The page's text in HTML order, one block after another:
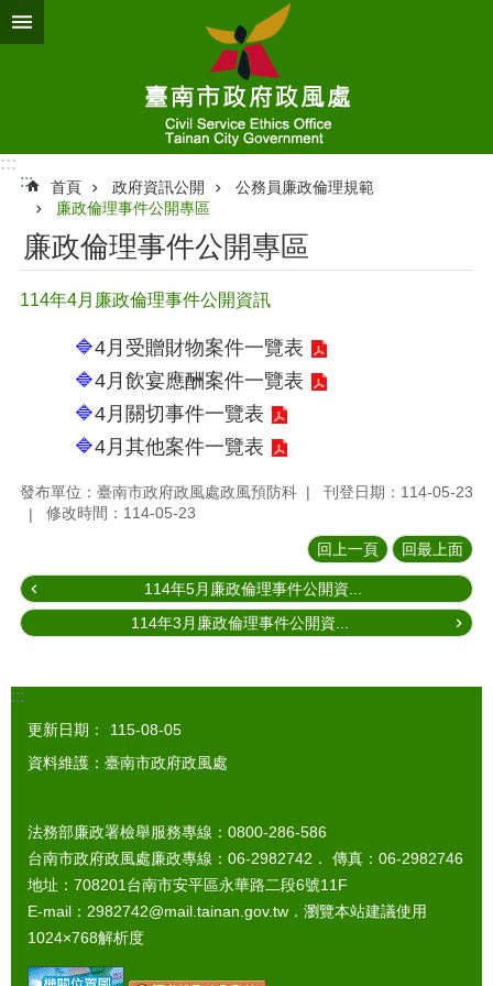
跳到主要內容區塊
:::
:::
首頁 政府資訊公開
公務員廉政倫理規範
廉政倫理事件公開專區
廉政倫理事件公開專區
114年4月廉政倫理事件公開資訊
🔷4月受贈財物案件一覽表
🔷4月飲宴應酬案件一覽表
🔷4月關切事件一覽表
🔷4月其他案件一覽表
發布單位：臺南市政府政風處政風預防科
刊登日期：114-05-23
修改時間：114-05-23
回上一頁 回最上面
114年5月廉政倫理事件公開資...
114年3月廉政倫理事件公開資...
:::
更新日期：
115-08-05
資料維護：臺南市政府政風處
法務部廉政署檢舉服務專線：0800-286-586
台南市政府政風處廉政專線：06-2982742． 傳真：06-2982746
地址：708201台南市安平區永華路二段6號11F
E-mail：2982742@mail.tainan.gov.tw．瀏覽本站建議使用
1024×768解析度